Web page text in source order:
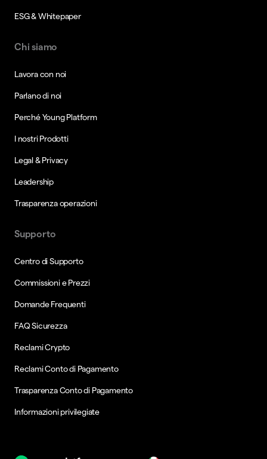
ESG & Whitepaper
Chi siamo
Lavora con noi
Parlano di noi
Perché Young Platform
I nostri Prodotti
Legal & Privacy
Leadership
Trasparenza operazioni
Supporto
Centro di Supporto
Commissioni e Prezzi
Domande Frequenti
FAQ Sicurezza
Reclami Crypto
Reclami Conto di Pagamento
Trasparenza Conto di Pagamento
Informazioni privilegiate